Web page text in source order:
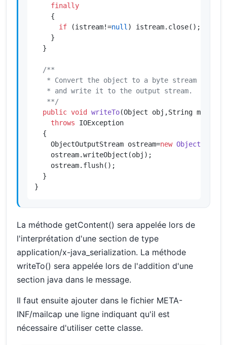
finally
    {
if (istream!=null) istream.close();
    }
  }
/**
* Convert the object to a byte stream of
   * and write it to the output stream.
   **/
public void writeTo(Object obj,String
throws IOException
  {
    ObjectOutputStream ostream=
new
    ostream.writeObject(obj);
    ostream.flush();
  }
}
La méthode getContent() sera appelée lors de
l'interprétation d'une section de type
application/x-java_serialization. La méthode
writeTo() sera appelée lors de l'addition d'une
section java dans le message.
Il faut ensuite ajouter dans le fichier META-
INF/mailcap une ligne indiquant qu'il est
nécessaire d'utiliser cette classe.